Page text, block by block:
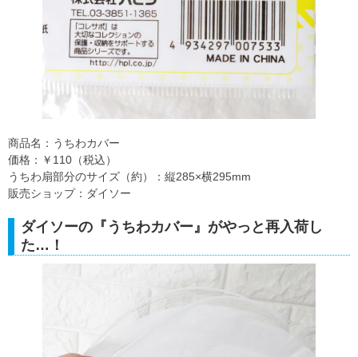
商品名：うちわカバー
価格：￥110（税込）
うちわ扇部分のサイズ（約）：縦285×横295mm
販売ショップ：ダイソー
ダイソーの『うちわカバー』がやっと再入荷し
た…！